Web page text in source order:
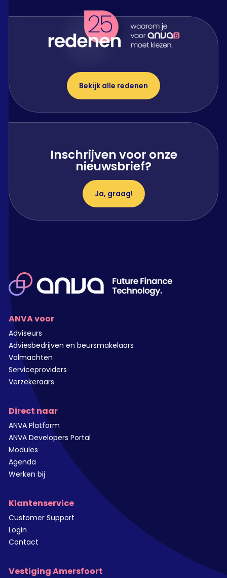
Bekijk alle redenen
Inschrijven voor onze
nieuwsbrief?
Ja, graag!
ANVA voor
Adviseurs
Adviesbedrijven en beursmakelaars
Volmachten
Serviceproviders
Verzekeraars
Direct naar
ANVA Platform
ANVA Developers Portal
Modules
Agenda
Werken bij
Klantenservice
Customer Support
Login
Contact
Vestiging Amersfoort